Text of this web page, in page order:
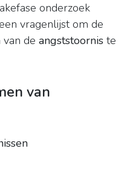
onderzoek
vragenlijst om de
de angststoornis te
van